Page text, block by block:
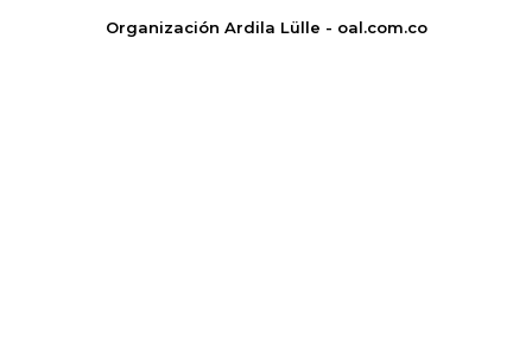
Organización Ardila Lülle - oal.com.co